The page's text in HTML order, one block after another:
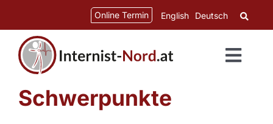
springen
Online Termin English Deutsch
Schwerpunkte